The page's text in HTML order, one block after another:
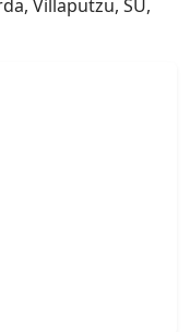
Villaputzu, SU,